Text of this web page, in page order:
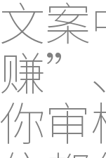
文
赚”
你